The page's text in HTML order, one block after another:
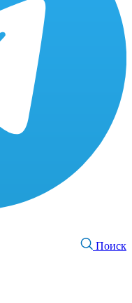
Поиск